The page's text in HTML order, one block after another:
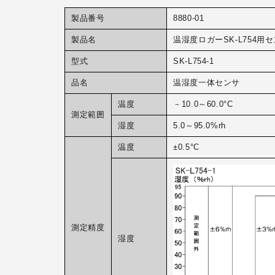
製品番号 8880-01
製品名 温湿度ロガーSK-L754用セ
型式 SK-L754-1
品名 温湿度一体センサ
測定範囲
温度 －10.0～60.0°C
湿度 5.0～95.0%rh
測定精度
温度 ±0.5°C
湿度